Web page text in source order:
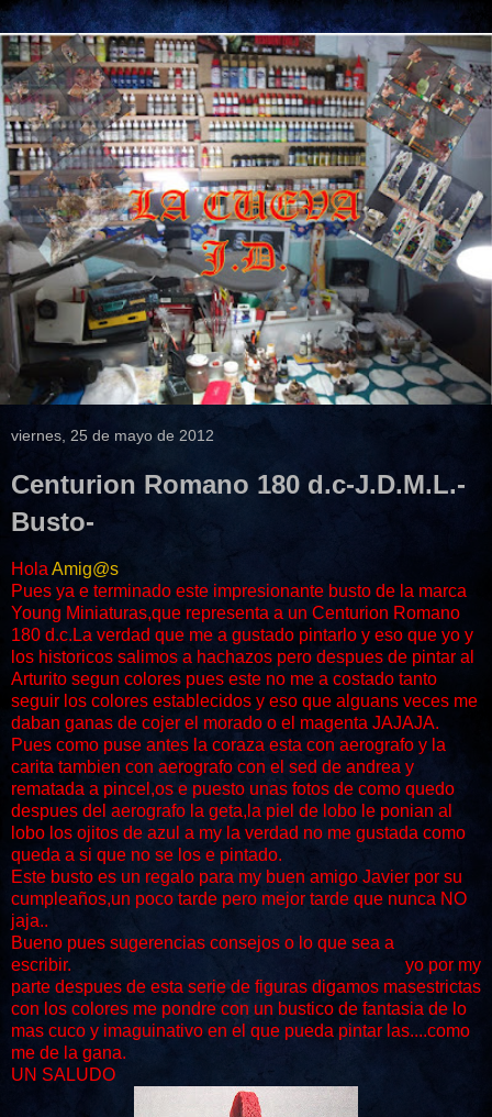
viernes, 25 de mayo de 2012
Centurion Romano 180 d.c-J.D.M.L.-
Busto-
Hola Amig@s
Pues ya e terminado este impresionante busto de la marca
Young Miniaturas,que representa a un Centurion Romano
180 d.c.La verdad que me a gustado pintarlo y eso que yo y
los historicos salimos a hachazos pero despues de pintar al
Arturito segun colores pues este no me a costado tanto
seguir los colores establecidos y eso que alguans veces me
daban ganas de cojer el morado o el magenta JAJAJA.
Pues como puse antes la coraza esta con aerografo y la
carita tambien con aerografo con el sed de andrea y
rematada a pincel,os e puesto unas fotos de como quedo
despues del aerografo la geta,la piel de lobo le ponian al
lobo los ojitos de azul a my la verdad no me gustada como
queda a si que no se los e pintado.
Este busto es un regalo para my buen amigo Javier por su
cumpleaños,un poco tarde pero mejor tarde que nunca NO
jaja..
Bueno pues sugerencias consejos o lo que sea a
escribir. yo por my
parte despues de esta serie de figuras digamos masestrictas
con los colores me pondre con un bustico de fantasia de lo
mas cuco y imaguinativo en el que pueda pintar las....como
me de la gana.
UN SALUDO